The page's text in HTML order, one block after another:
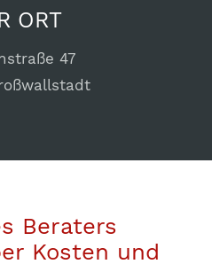
ORT
47
Beraters
Kosten und